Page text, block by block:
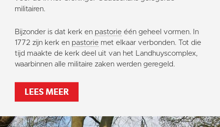
Historie
Activiteiten
Steun ons
Contact
Vaktaal
militairen.
Bijzonder is dat kerk en pastorie één geheel vormen. In
1772 zijn kerk en pastorie met elkaar verbonden. Tot die
tijd maakte de kerk deel uit van het Landhuyscomplex,
waarbinnen alle militaire zaken werden geregeld.
LEES MEER